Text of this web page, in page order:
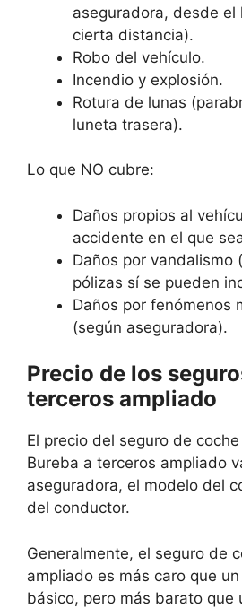
aseguradora, desde
cierta distancia).
Robo del vehículo.
Incendio y explosión.
Rotura de lunas
luneta trasera).
Lo que NO cubre:
Daños propios al
accidente en el que
Daños por vandalismo
pólizas sí se pueden
Daños por fenómenos
(según aseguradora).
Precio de los
terceros ampliado
El precio del seguro de
Bureba a terceros ampliado
aseguradora, el modelo del
del conductor.
Generalmente, el seguro de
ampliado es más caro que
básico, pero más barato que